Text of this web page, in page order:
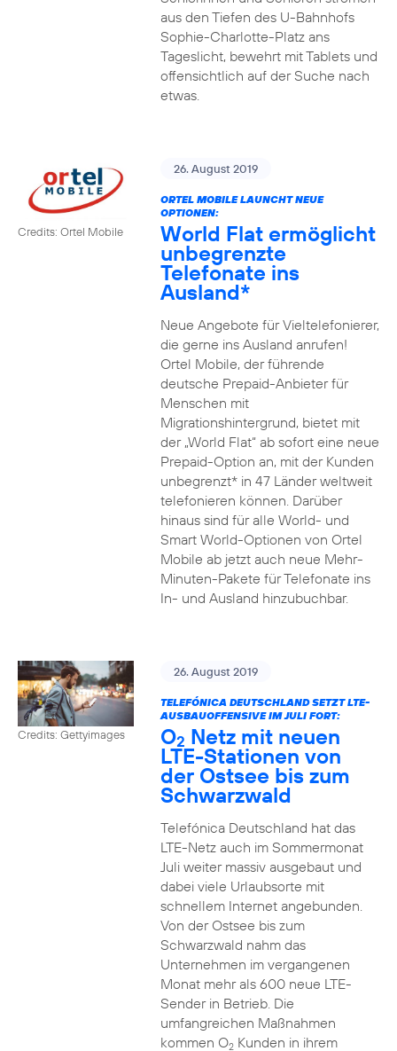
aus den Tiefen des U-Bahnhofs
Sophie-Charlotte-Platz ans
Tageslicht, bewehrt mit Tablets und
offensichtlich auf der Suche nach
etwas.
Credits: Ortel Mobile
26. August 2019
ORTEL MOBILE LAUNCHT NEUE
OPTIONEN:
World Flat ermöglicht
unbegrenzte
Telefonate ins
Ausland*
Neue Angebote für Vieltelefonierer,
die gerne ins Ausland anrufen!
Ortel Mobile, der führende
deutsche Prepaid-Anbieter für
Menschen mit
Migrationshintergrund, bietet mit
der „World Flat“ ab sofort eine neue
Prepaid-Option an, mit der Kunden
unbegrenzt* in 47 Länder weltweit
telefonieren können. Darüber
hinaus sind für alle World- und
Smart World-Optionen von Ortel
Mobile ab jetzt auch neue Mehr-
Minuten-Pakete für Telefonate ins
In- und Ausland hinzubuchbar.
Credits: Gettyimages
26. August 2019
TELEFÓNICA DEUTSCHLAND SETZT LTE-
AUSBAUOFFENSIVE IM JULI FORT:
O2 Netz mit neuen
LTE-Stationen von
der Ostsee bis zum
Schwarzwald
Telefónica Deutschland hat das
LTE-Netz auch im Sommermonat
Juli weiter massiv ausgebaut und
dabei viele Urlaubsorte mit
schnellem Internet angebunden.
Von der Ostsee bis zum
Schwarzwald nahm das
Unternehmen im vergangenen
Monat mehr als 600 neue LTE-
Sender in Betrieb. Die
umfangreichen Maßnahmen
kommen O2Kunden in ihrem